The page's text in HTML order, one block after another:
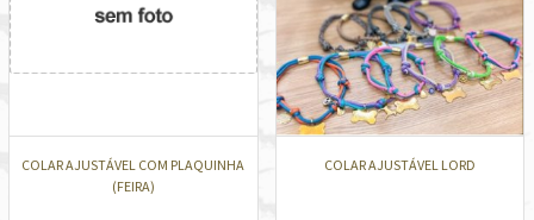
COLAR AJUSTÁVEL COM PLAQUINHA
(FEIRA)
COLAR AJUSTÁVEL LORD